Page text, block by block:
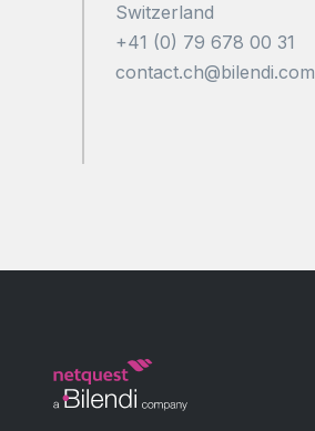
Switzerland
+41 (0) 79 678 00 31
contact.ch@bilendi.com